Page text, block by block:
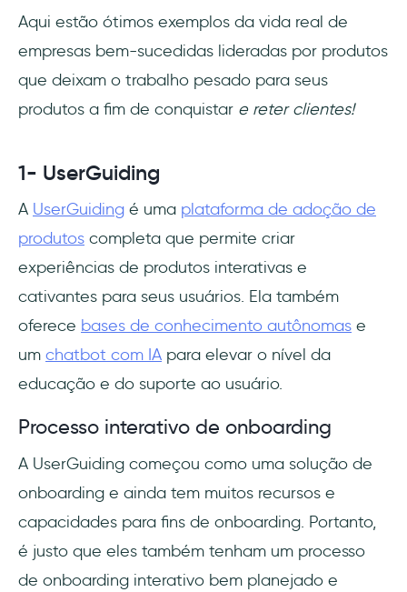
Aqui estão ótimos exemplos da vida real de
empresas bem-sucedidas lideradas por produtos
que deixam o trabalho pesado para seus
produtos a fim de conquistar e reter clientes!
1- UserGuiding
A UserGuiding é uma plataforma de adoção de
produtos completa que permite criar
experiências de produtos interativas e
cativantes para seus usuários. Ela também
oferece bases de conhecimento autônomas e
um chatbot com IA para elevar o nível da
educação e do suporte ao usuário.
Processo interativo de onboarding
A UserGuiding começou como uma solução de
onboarding e ainda tem muitos recursos e
capacidades para fins de onboarding. Portanto,
é justo que eles também tenham um processo
de onboarding interativo bem planejado e